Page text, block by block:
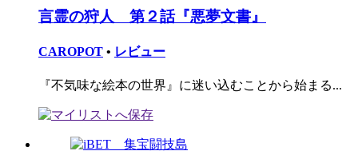
言霊の狩人 第２話『悪夢文書』
CAROPOT • レビュー
『不気味な絵本の世界』に迷い込むことから始まる...